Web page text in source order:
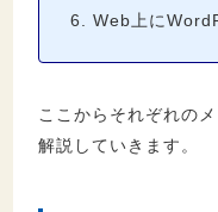
Web上に
ここからそれぞれの
解説していきます。